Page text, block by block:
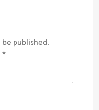
published.
*